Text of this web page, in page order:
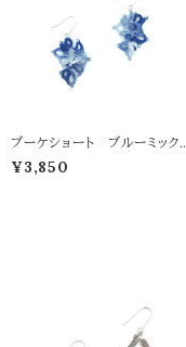
ブーケショート ブルーミック
ス
¥3,850